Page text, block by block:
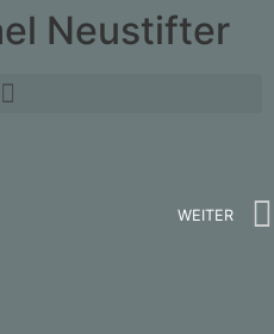
Neustifter
WEITER